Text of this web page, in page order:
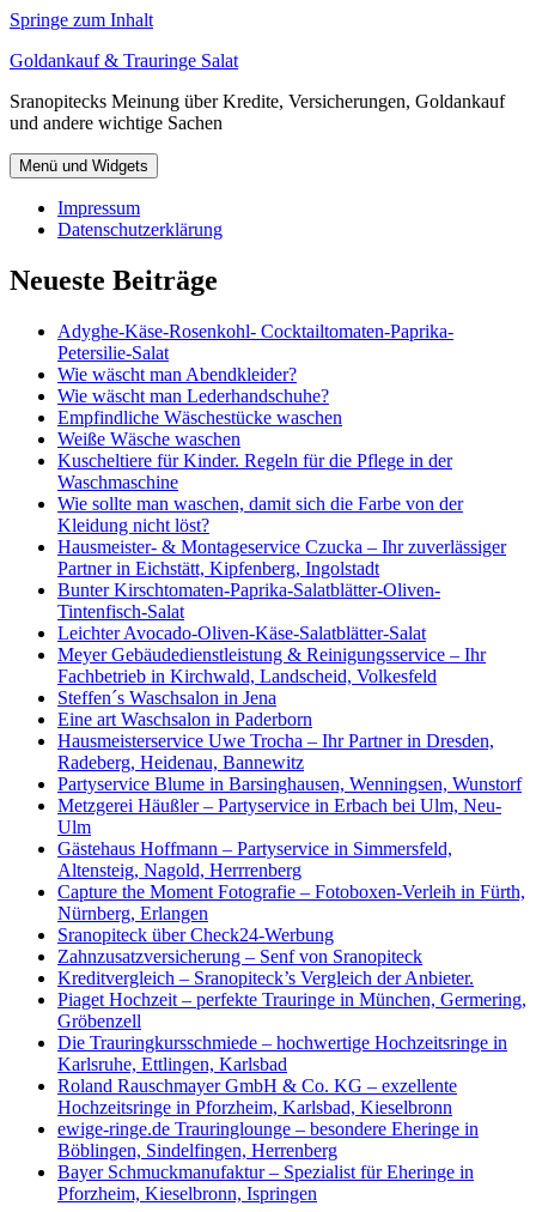
Springe zum Inhalt
Goldankauf & Trauringe Salat
Sranopitecks Meinung über Kredite, Versicherungen, Goldankauf
und andere wichtige Sachen
Menü und Widgets
Impressum
Datenschutzerklärung
Neueste Beiträge
Adyghe-Käse-Rosenkohl- Cocktailtomaten-Paprika-
Petersilie-Salat
Wie wäscht man Abendkleider?
Wie wäscht man Lederhandschuhe?
Empfindliche Wäschestücke waschen
Weiße Wäsche waschen
Kuscheltiere für Kinder. Regeln für die Pflege in der
Waschmaschine
Wie sollte man waschen, damit sich die Farbe von der
Kleidung nicht löst?
Hausmeister- & Montageservice Czucka – Ihr zuverlässiger
Partner in Eichstätt, Kipfenberg, Ingolstadt
Bunter Kirschtomaten-Paprika-Salatblätter-Oliven-
Tintenfisch-Salat
Leichter Avocado-Oliven-Käse-Salatblätter-Salat
Meyer Gebäudedienstleistung & Reinigungsservice – Ihr
Fachbetrieb in Kirchwald, Landscheid, Volkesfeld
Steffen´s Waschsalon in Jena
Eine art Waschsalon in Paderborn
Hausmeisterservice Uwe Trocha – Ihr Partner in Dresden,
Radeberg, Heidenau, Bannewitz
Partyservice Blume in Barsinghausen, Wenningsen, Wunstorf
Metzgerei Häußler – Partyservice in Erbach bei Ulm, Neu-
Ulm
Gästehaus Hoffmann – Partyservice in Simmersfeld,
Altensteig, Nagold, Herrrenberg
Capture the Moment Fotografie – Fotoboxen-Verleih in Fürth,
Nürnberg, Erlangen
Sranopiteck über Check24-Werbung
Zahnzusatzversicherung – Senf von Sranopiteck
Kreditvergleich – Sranopiteck’s Vergleich der Anbieter.
Piaget Hochzeit – perfekte Trauringe in München, Germering,
Gröbenzell
Die Trauringkursschmiede – hochwertige Hochzeitsringe in
Karlsruhe, Ettlingen, Karlsbad
Roland Rauschmayer GmbH & Co. KG – exzellente
Hochzeitsringe in Pforzheim, Karlsbad, Kieselbronn
ewige-ringe.de Trauringlounge – besondere Eheringe in
Böblingen, Sindelfingen, Herrenberg
Bayer Schmuckmanufaktur – Spezialist für Eheringe in
Pforzheim, Kieselbronn, Ispringen